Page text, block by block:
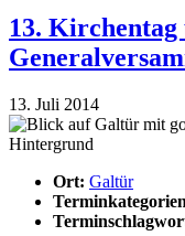
13. Kirchentag
13. Juli 2014
Ort: Galtür